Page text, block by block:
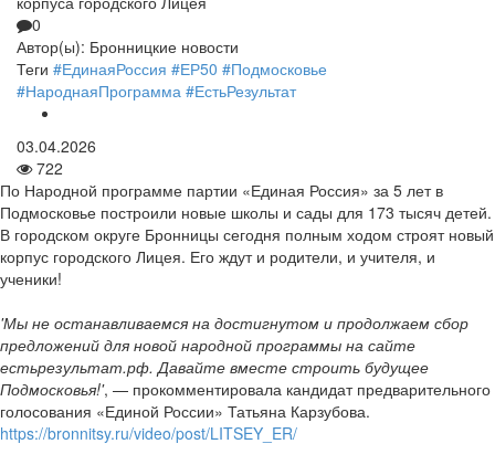
0
Автор(ы): Бронницкие новости
Теги #ЕдинаяРоссия #ЕР50 #Подмосковье
#НароднаяПрограмма #ЕстьРезультат
03.04.2026
722
По Народной программе партии «Единая Россия» за 5 лет в
Подмосковье построили новые школы и сады для 173 тысяч детей.
В городском округе Бронницы сегодня полным ходом строят новый
корпус городского Лицея. Его ждут и родители, и учителя, и
ученики!
'Мы не останавливаемся на достигнутом и продолжаем сбор
предложений для новой народной программы на сайте
естьрезультат.рф. Давайте вместе строить будущее
Подмосковья!', — прокомментировала кандидат предварительного
голосования «Единой России» Татьяна Карзубова.
https://bronnitsy.ru/video/post/LITSEY_ER/